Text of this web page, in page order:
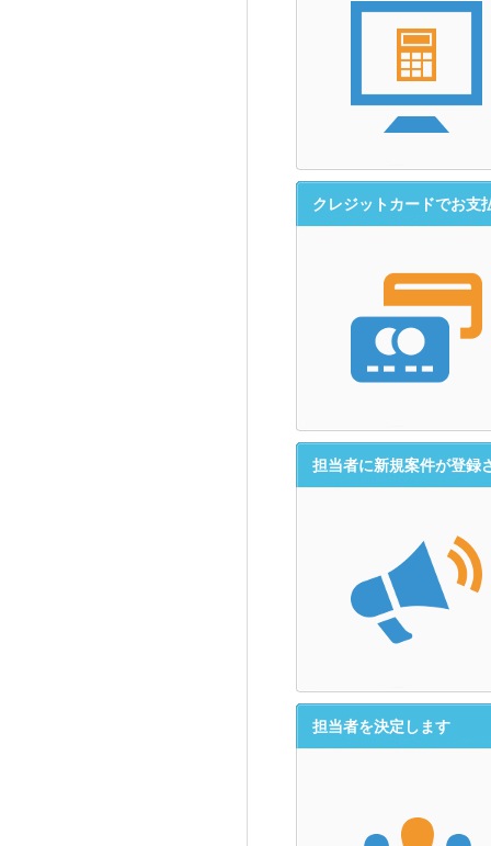
クレジットカードでお支
担当者に新規案件が登録
担当者を決定します